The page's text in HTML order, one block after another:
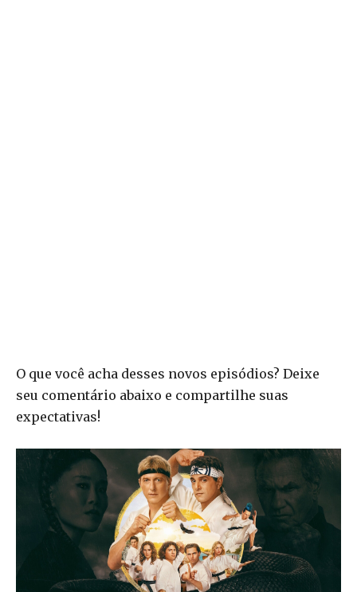
O que você acha desses novos episódios? Deixe
seu comentário abaixo e compartilhe suas
expectativas!